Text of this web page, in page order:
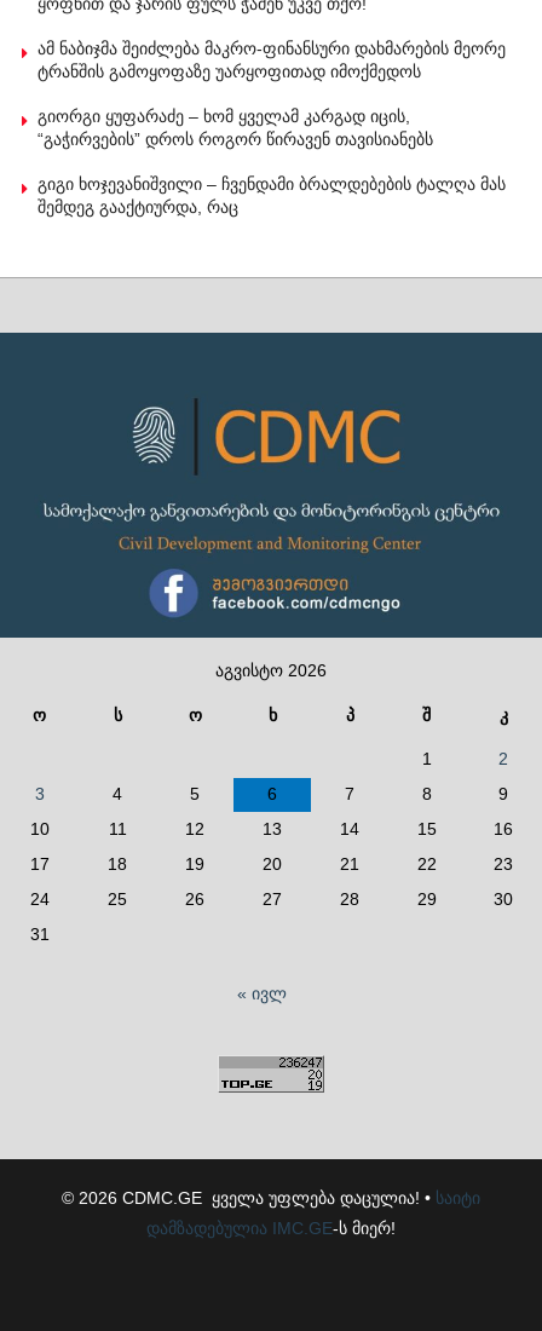
ყოფნით და ჯარის ფულს ჭამენ უკვე თქო!
ამ ნაბიჯმა შეიძლება მაკრო-ფინანსური დახმარების მეორე
ტრანშის გამოყოფაზე უარყოფითად იმოქმედოს
გიორგი ყუფარაძე – ხომ ყველამ კარგად იცის,
“გაჭირვების” დროს როგორ წირავენ თავისიანებს
გიგი ხოჯევანიშვილი – ჩვენდამი ბრალდებების ტალღა მას
შემდეგ გააქტიურდა, რაც
აგვისტო 2026
ო ს ო ხ პ შ კ
1
2
3
4 5 6 7 8
9
10
11 12 13 14 15
16
17
18 19 20 21 22
23
24
25 26 27 28 29
30
31
« ივლ
© 2026 CDMC.GE ყველა უფლება დაცულია! • საიტი
დამზადებულია
IMC.GE-ს მიერ!